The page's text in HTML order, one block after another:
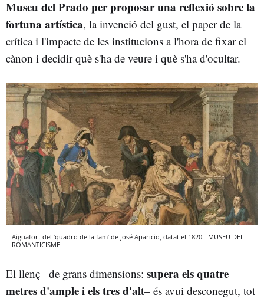
Museu del Prado per proposar una reflexió sobre la
fortuna artística, la invenció del gust, el paper de la
crítica i l'impacte de les institucions a l'hora de fixar el
cànon i decidir què s'ha de veure i què s'ha d'ocultar.
Aiguafort del ‘quadro de la fam’ de José Aparicio, datat el 1820. MUSEU DEL
ROMANTICISME
El llenç –de grans dimensions: supera els quatre
metres d'ample i els tres d'alt– és avui desconegut, tot